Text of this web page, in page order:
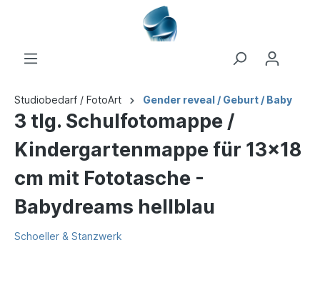
Studiobedarf / FotoArt Gender reveal / Geburt / Baby
3 tlg. Schulfotomappe /
Kindergartenmappe für 13x18
cm mit Fototasche -
Babydreams hellblau
Schoeller & Stanzwerk